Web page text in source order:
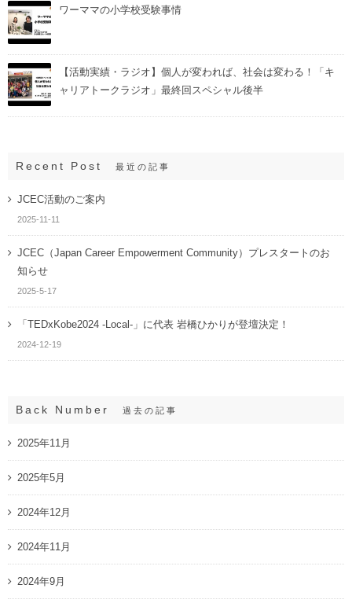
ワーママの小学校受験事情
【活動実績・ラジオ】個人が変われば、社会は変わる！「キ
ャリアトークラジオ」最終回スペシャル後半
Recent Post 最近の記事
JCEC活動のご案内
2025-11-11
JCEC（Japan Career Empowerment Community）プレスタートのお
知らせ
2025-5-17
「TEDxKobe2024 -Local-」に代表 岩橋ひかりが登壇決定！
2024-12-19
Back Number 過去の記事
2025年11月
2025年5月
2024年12月
2024年11月
2024年9月